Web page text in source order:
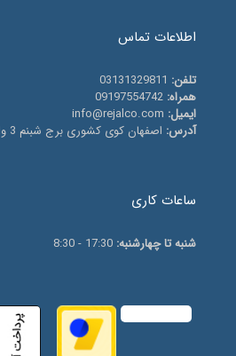
اطلاعات تماس
تلفن:
همراه:
ایمیل:
آدرس: اصفهان کوی کشوری برج شبنم 3 واحد 121
ساعات کاری
شنبه تا چهارشنبه: